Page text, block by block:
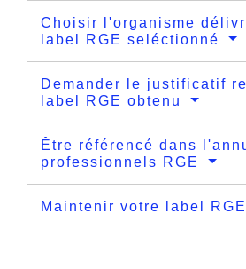
Choisir l'organisme
label RGE seléctionné
Demander le justificatif
label RGE obtenu
Être référencé dans
professionnels RGE
Maintenir votre label RGE